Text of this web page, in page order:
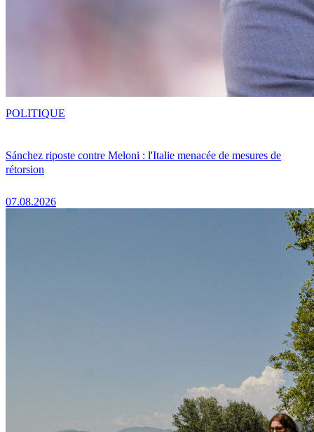
Sánchez riposte contre Meloni : l'Italie menacée de mesures de
rétorsion
07.08.2026
POLITIQUE